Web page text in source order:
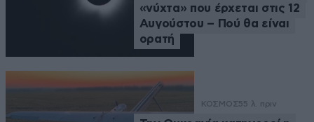
«νύχτα» που έρχεται στις 12
Αυγούστου – Πού θα είναι
ορατή
ΚΟΣΜΟΣ55 λ. πριν